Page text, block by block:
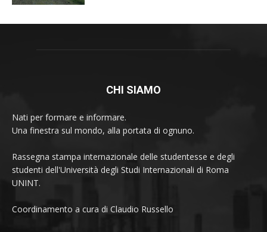
CHI SIAMO
Nati per formare e informare.
Una finestra sul mondo, alla portata di ognuno.
Rassegna stampa internazionale delle studentesse e degli
studenti dell'Università degli Studi Internazionali di Roma
UNINT.
Coordinamento a cura di Claudio Russello